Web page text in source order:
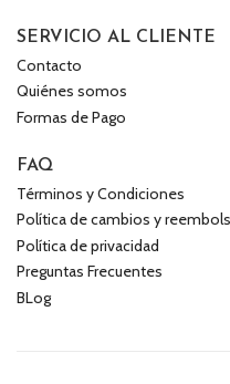
SERVICIO AL CLIENTE
Contacto
Quiénes somos
Formas de Pago
FAQ
Términos y Condiciones
Política de cambios y
Política de privacidad
Preguntas Frecuentes
BLog